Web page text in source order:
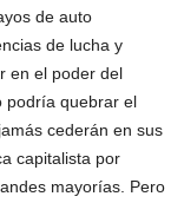
de auto
de lucha y
en el poder del
podría quebrar el
cederán en sus
capitalista por
mayorías. Pero